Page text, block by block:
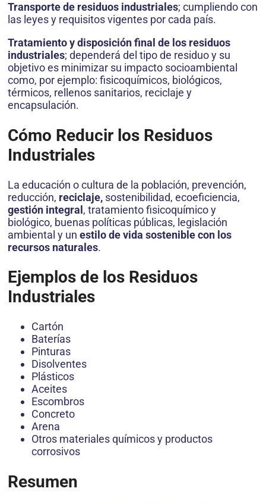
Transporte de residuos industriales; cumpliendo con
las leyes y requisitos vigentes por cada país.
Tratamiento y disposición final de los residuos
industriales; dependerá del tipo de residuo y su
objetivo es minimizar su impacto socioambiental
como, por ejemplo: fisicoquímicos, biológicos,
térmicos, rellenos sanitarios, reciclaje y
encapsulación.
Cómo Reducir los Residuos
Industriales
La educación o cultura de la población, prevención,
reducción, reciclaje, sostenibilidad, ecoeficiencia,
gestión integral , tratamiento fisicoquímico y
biológico, buenas políticas públicas, legislación
ambiental y un estilo de vida sostenible con los
recursos naturales.
Ejemplos de los Residuos
Industriales
Cartón
Baterías
Pinturas
Disolventes
Plásticos
Aceites
Escombros
Concreto
Arena
Otros materiales químicos y productos
corrosivos
Resumen